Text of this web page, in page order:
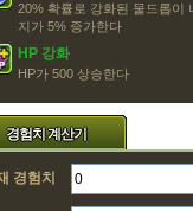
20% 확률로 강화된 물드롭이
지가 5% 증가한다
HP 강화
HP가 500 상승한다
경험치 계산기
경험치